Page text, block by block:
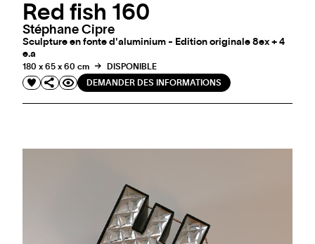
Red fish 160
Stéphane Cipre
Sculpture en fonte d'aluminium - Edition originale 8ex + 4
e.a
180 x 65 x 60 cm
DISPONIBLE
DEMANDER DES INFORMATIONS